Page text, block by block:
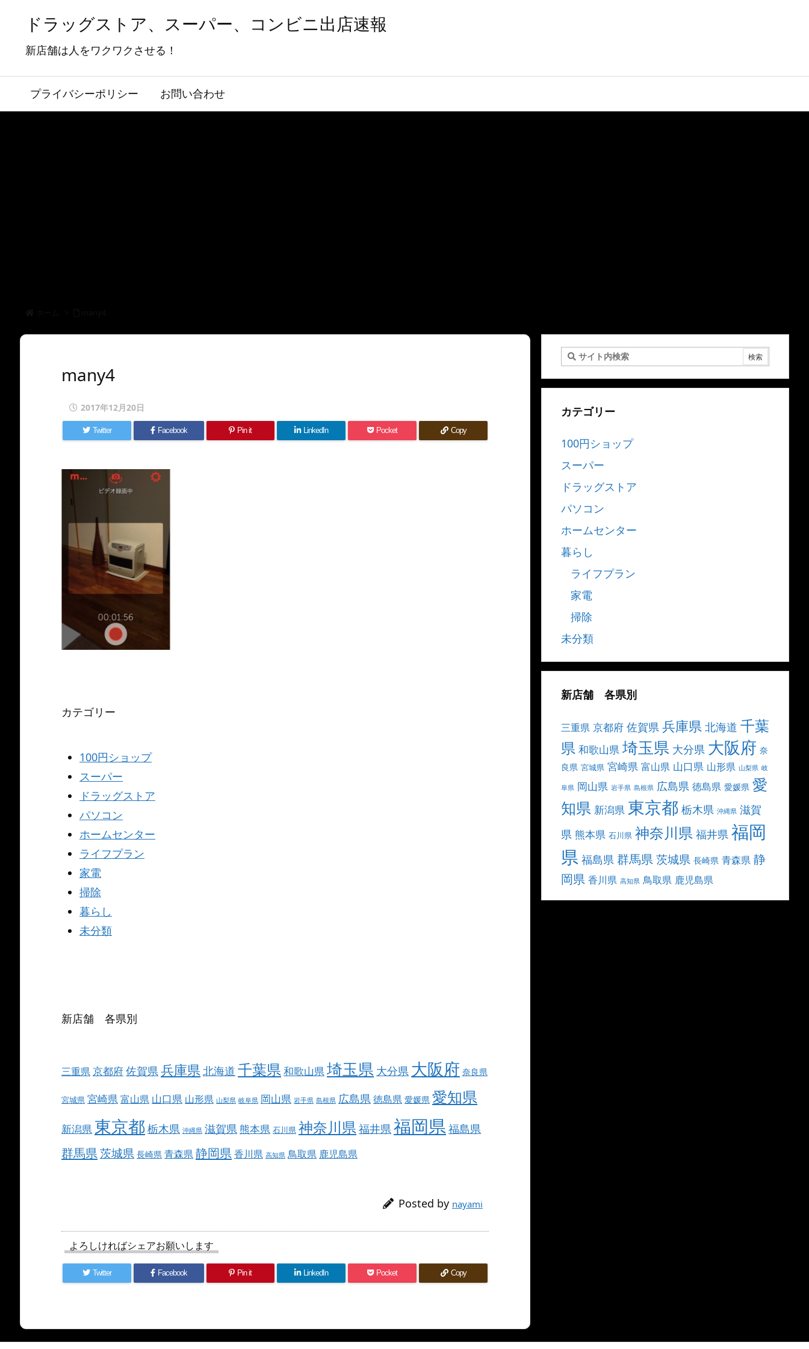
ドラッグストア、スーパー、コンビニ出店速報
新店舗は人をワクワクさせる！
プライバシーポリシー お問い合わせ
many4
2017年12月20日
Twitter Facebook Pin it LinkedIn Pocket Copy
カテゴリー
100円ショップ
スーパー
ドラッグストア
パソコン
ホームセンター
ライフプラン
家電
掃除
暮らし
未分類
新店舗 各県別
三重県京都府佐賀県 兵庫県北海道 千葉県 和歌山県 埼玉県 大分県 大阪府 奈良県
宮城県 宮崎県 富山県 山口県 山形県 山梨県 岐阜県 岡山県 岩手県 島根県 広島県 徳島県 愛媛県 愛知県
新潟県 東京都 栃木県 沖縄県 滋賀県 熊本県 石川県 神奈川県 福井県 福岡県福島県
群馬県茨城県 長崎県 青森県静岡県 香川県 高知県 鳥取県 鹿児島県
Posted by nayami
よろしければシェアお願いします
Twitter Facebook Pin it LinkedIn Pocket Copy
カテゴリー
100円ショップ
スーパー
ドラッグストア
パソコン
ホームセンター
暮らし
ライフプラン
家電
掃除
未分類
新店舗 各県別
三重県 京都府 佐賀県 兵庫県 北海道 千葉
県 和歌山県 埼玉県 大分県 大阪府 奈
良県 宮城県 宮崎県 富山県 山口県 山形県 山梨県 岐
阜県 岡山県 岩手県 島根県 広島県 徳島県 愛媛県 愛
知県 新潟県 東京都 栃木県 沖縄県 滋賀
県 熊本県 石川県 神奈川県 福井県 福岡
県 福島県 群馬県茨城県 長崎県 青森県 静
岡県 香川県 高知県 鳥取県 鹿児島県